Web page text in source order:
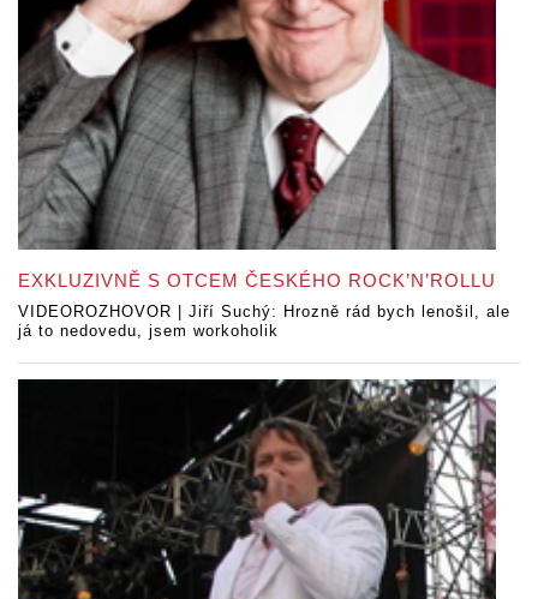
EXKLUZIVNĚ S OTCEM ČESKÉHO ROCK’N’ROLLU
VIDEOROZHOVOR | Jiří Suchý: Hrozně rád bych lenošil, ale
já to nedovedu, jsem workoholik